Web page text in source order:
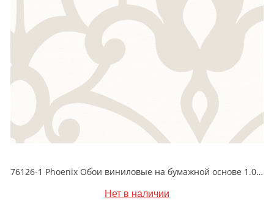
76126-1 Phoenix Обои виниловые на бумажной основе 1.06*15.6
Нет в наличии